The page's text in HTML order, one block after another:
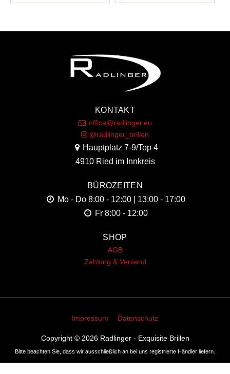
KONTAKT
office@radlinger.eu
@radlinger_brillen
Hauptplatz 7-9/Top 4
4910 Ried im Innkreis
BÜROZEITEN
Mo - Do 8:00 - 12:00 | 13:00 - 17:00
Fr 8:00 - 12:00
SHOP
AGB
Zahlung & Versand
Impressum Datenschutz
Copyright © 2026 Radlinger - Exquisite Brillen
Bitte beachten Sie, dass wir ausschließlich an bei uns registrierte Händler liefern.